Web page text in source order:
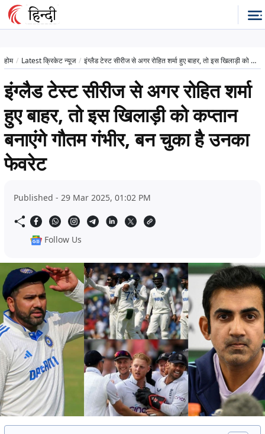
होम Latest क्रिकेट न्यूज इंग्लैड टेस्ट सीरीज से अगर रोहित शर्मा हुए बाहर, तो इस खिलाड़ी को कप्तान बनाएंगे गौतम गंभीर, बन चुका है उनका फेवरेट
इंग्लैड टेस्ट सीरीज से अगर रोहित शर्मा
हुए बाहर, तो इस खिलाड़ी को कप्तान
बनाएंगे गौतम गंभीर, बन चुका है उनका
फेवरेट
Published - 29 Mar 2025, 01:02 PM
Follow Us